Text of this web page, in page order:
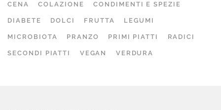
CENA COLAZIONE CONDIMENTI E SPEZIE
DIABETE DOLCI FRUTTA LEGUMI
MICROBIOTA PRANZO PRIMI PIATTI RADICI
SECONDI PIATTI VEGAN VERDURA